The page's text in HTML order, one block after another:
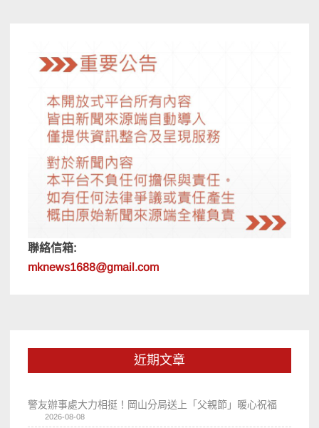
聯絡信箱:
mknews1688@gmail.com
近期文章
警友辦事處大力相挺！岡山分局送上「父親節」暖心祝福
2026-08-08